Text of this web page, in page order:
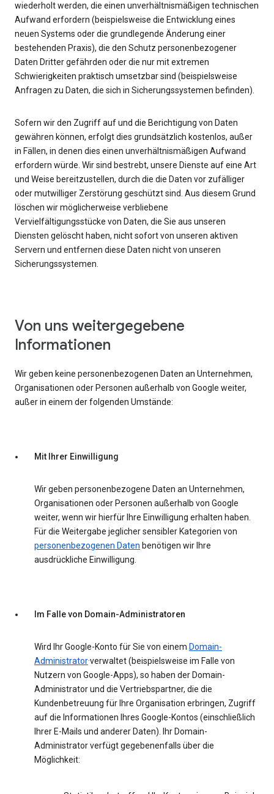
wiederholt werden, die einen unverhältnismäßigen technischen
Aufwand erfordern (beispielsweise die Entwicklung eines
neuen Systems oder die grundlegende Änderung einer
bestehenden Praxis), die den Schutz personenbezogener
Daten Dritter gefährden oder die nur mit extremen
Schwierigkeiten praktisch umsetzbar sind (beispielsweise
Anfragen zu Daten, die sich in Sicherungssystemen befinden).
Sofern wir den Zugriff auf und die Berichtigung von Daten
gewähren können, erfolgt dies grundsätzlich kostenlos, außer
in Fällen, in denen dies einen unverhältnismäßigen Aufwand
erfordern würde. Wir sind bestrebt, unsere Dienste auf eine Art
und Weise bereitzustellen, durch die die Daten vor zufälliger
oder mutwilliger Zerstörung geschützt sind. Aus diesem Grund
löschen wir möglicherweise verbliebene
Vervielfältigungsstücke von Daten, die Sie aus unseren
Diensten gelöscht haben, nicht sofort von unseren aktiven
Servern und entfernen diese Daten nicht von unseren
Sicherungssystemen.
Von uns weitergegebene
Informationen
Wir geben keine personenbezogenen Daten an Unternehmen,
Organisationen oder Personen außerhalb von Google weiter,
außer in einem der folgenden Umstände:
Mit Ihrer Einwilligung
Wir geben personenbezogene Daten an Unternehmen,
Organisationen oder Personen außerhalb von Google
weiter, wenn wir hierfür Ihre Einwilligung erhalten haben.
Für die Weitergabe jeglicher sensibler Kategorien von
personenbezogenen Daten benötigen wir Ihre
ausdrückliche Einwilligung.
Im Falle von Domain-Administratoren
Wird Ihr Google-Konto für Sie von einem Domain-
Administrator·verwaltet (beispielsweise im Falle von
Nutzern von Google-Apps), so haben der Domain-
Administrator und die Vertriebspartner, die die
Kundenbetreuung für Ihre Organisation erbringen, Zugriff
auf die Informationen Ihres Google-Kontos (einschließlich
Ihrer E-Mails und anderer Daten). Ihr Domain-
Administrator verfügt gegebenenfalls über die
Möglichkeit: